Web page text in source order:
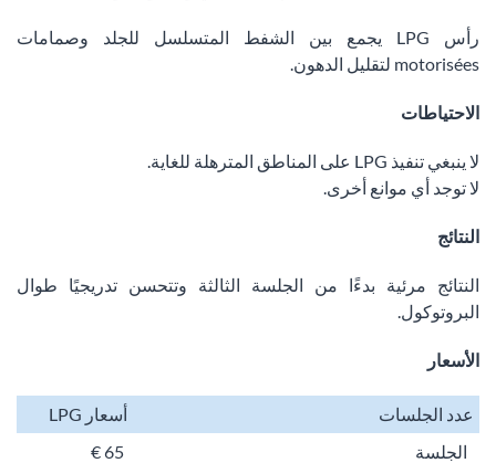
رأس LPG يجمع بين الشفط المتسلسل للجلد وصمامات
motorisées لتقليل الدهون.
الاحتياطات
لا ينبغي تنفيذ LPG على المناطق المترهلة للغاية.
لا توجد أي موانع أخرى.
النتائج
النتائج مرئية بدءًا من الجلسة الثالثة وتتحسن تدريجيًا طوال
البروتوكول.
الأسعار
عدد الجلسات
أسعار LPG
الجلسة